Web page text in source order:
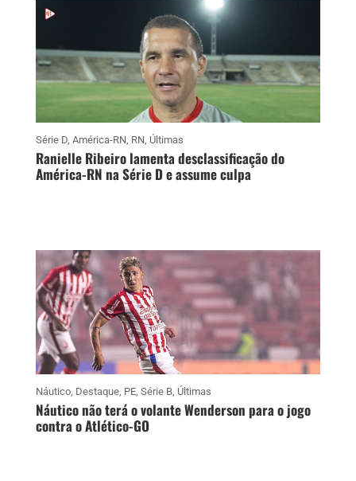
Série D, América-RN, RN, Últimas
Ranielle Ribeiro lamenta desclassificação do
América-RN na Série D e assume culpa
Náutico, Destaque, PE, Série B, Últimas
Náutico não terá o volante Wenderson para o jogo
contra o Atlético-GO